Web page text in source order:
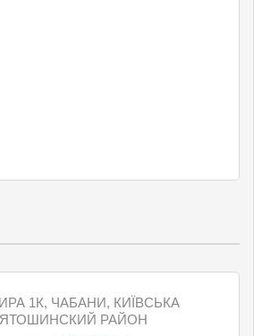
1К, ЧАБАНИ, КИЇВСЬКА
РАЙОН